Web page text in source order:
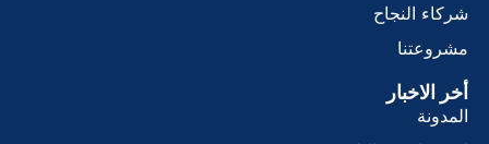
النجاح
الاخبار